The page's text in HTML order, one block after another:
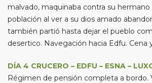
malvado, maquinaba contra su hermano
población al ver a su dios amado
también partió hasta dejar el pueblo
desertico. Navegación hacia Edfu. Cena
DÍA 4 CRUCERO – EDFU – ESNA –
Régimen de pensión completa a bordo.